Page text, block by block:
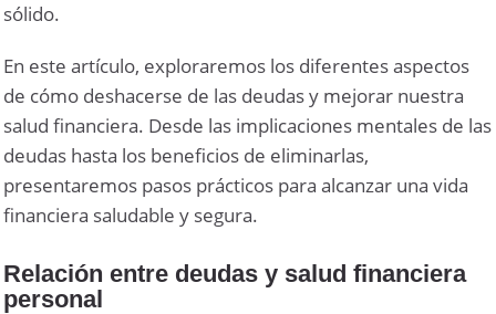
sólido.
En este artículo, exploraremos los diferentes aspectos
de cómo deshacerse de las deudas y mejorar nuestra
salud financiera. Desde las implicaciones mentales de las
deudas hasta los beneficios de eliminarlas,
presentaremos pasos prácticos para alcanzar una vida
financiera saludable y segura.
Relación entre deudas y salud financiera
personal